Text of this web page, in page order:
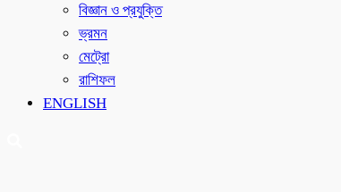
বিজ্ঞান ও প্রযুক্তি
ভ্রমন
মেট্রো
রাশিফল
ENGLISH